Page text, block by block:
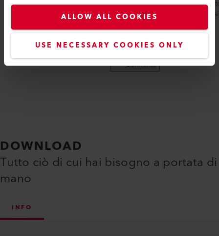
ALLOW ALL COOKIES
USE NECESSARY COOKIES ONLY
un riscaldatore d'aria compatto di Leister a
flangia singola Offre un volume d...
Confronta
DOWNLOAD
Tutto ciò di cui hai bisogno a portata di
mano
INFO